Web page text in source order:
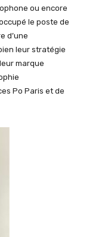
ou encore
le poste de
d’une
leur stratégie
marque
Po Paris et de